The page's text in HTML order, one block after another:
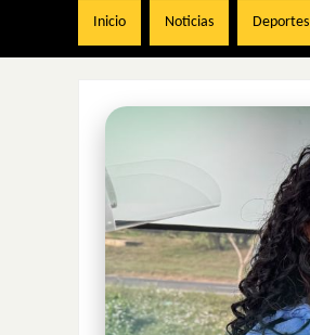
Inicio Noticias Deportes